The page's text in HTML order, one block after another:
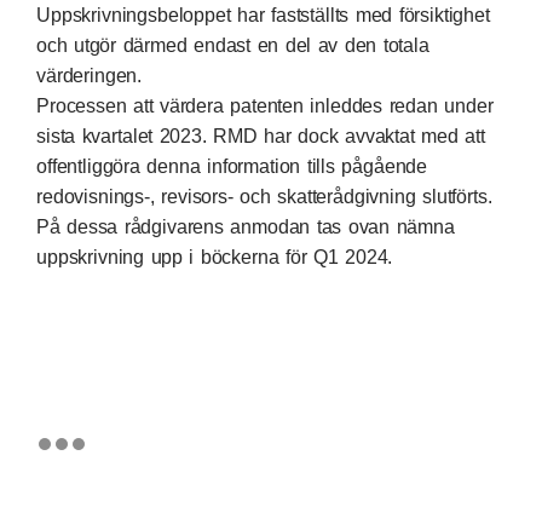
Uppskrivningsbeloppet har fastställts med försiktighet
och utgör därmed endast en del av den totala
värderingen.
Processen att värdera patenten inleddes redan under
sista kvartalet 2023. RMD har dock avvaktat med att
offentliggöra denna information tills pågående
redovisnings-, revisors- och skatterådgivning slutförts.
På dessa rådgivarens anmodan tas ovan nämna
uppskrivning upp i böckerna för Q1 2024.